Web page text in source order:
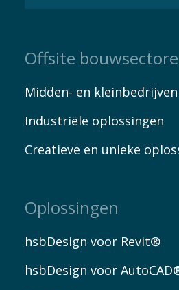
Offsite
Midden- en kleinbedrijven
Industriële oplossingen
Creatieve en unieke
Oplossingen
hsbDesign voor Revit®
hsbDesign voor